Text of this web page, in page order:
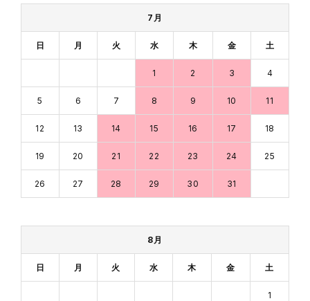
7月
日 月 火 水 木 金 土
1 2 3 4
5 6 7 8 9 10 11
12 13 14 15 16 17 18
19 20 21 22 23 24 25
26 27 28 29 30 31
8月
日 月 火 水 木 金 土
1